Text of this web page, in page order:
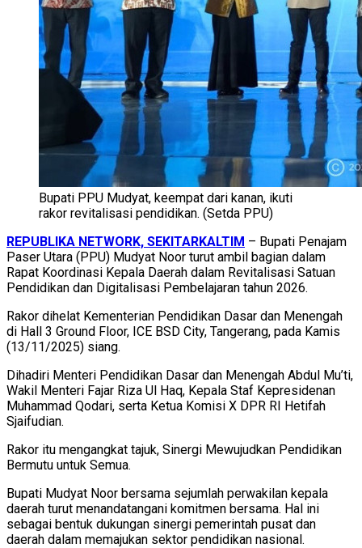
Bupati PPU Mudyat, keempat dari kanan, ikuti
rakor revitalisasi pendidikan. (Setda PPU)
REPUBLIKA NETWORK, SEKITARKALTIM – Bupati Penajam
Paser Utara (PPU) Mudyat Noor turut ambil bagian dalam
Rapat Koordinasi Kepala Daerah dalam Revitalisasi Satuan
Pendidikan dan Digitalisasi Pembelajaran tahun 2026.
Rakor dihelat Kementerian Pendidikan Dasar dan Menengah
di Hall 3 Ground Floor, ICE BSD City, Tangerang, pada Kamis
(13/11/2025) siang.
Dihadiri Menteri Pendidikan Dasar dan Menengah Abdul Mu’ti,
Wakil Menteri Fajar Riza Ul Haq, Kepala Staf Kepresidenan
Muhammad Qodari, serta Ketua Komisi X DPR RI Hetifah
Sjaifudian.
Rakor itu mengangkat tajuk, Sinergi Mewujudkan Pendidikan
Bermutu untuk Semua.
Bupati Mudyat Noor bersama sejumlah perwakilan kepala
daerah turut menandatangani komitmen bersama. Hal ini
sebagai bentuk dukungan sinergi pemerintah pusat dan
daerah dalam memajukan sektor pendidikan nasional.